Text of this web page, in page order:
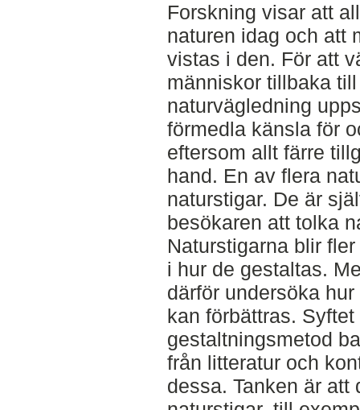
Forskning visar att
naturen idag och att
vistas i den. För att
människor tillbaka
naturvägledning
förmedla känsla för
eftersom allt färre
hand. En av flera
naturstigar. De är
besökaren att tolka
Naturstigarna blir
i hur de gestaltas.
därför undersöka
kan förbättras.
gestaltningsmetod
från litteratur och
dessa. Tanken är att